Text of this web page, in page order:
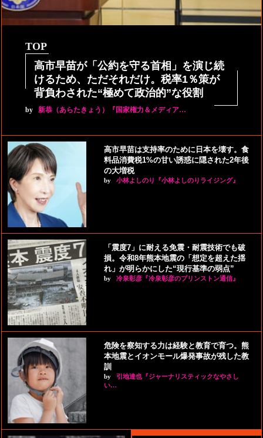
TOP
高市早苗が「公約を守る首相」を演じ続
けるため、ただそれだけ。税率1％策が
背負わされた“極めて政治的”な役割
by 新恭（あらたきょう）『国家権力＆メディア…
高市早苗は支持率のために日本を壊す。食
料品消費税1%の甘い誘惑に隠された2年後
の大増税
by 小林よしのり『小林よしのりライジング』
「震度7」に耐える免震・耐震技術でも破
損。令和8年熊本地震の「想定を超えた揺
れ」が明らかにした“現行基準の弱点”
by 冷泉彰彦『冷泉彰彦のプリンストン通信』
危険を察知する力は経験と教育で育つ。熊
本地震とイオンモール爆発事故が残した教
訓
by
引地達也『ジャーナリスティックなやさし
い…